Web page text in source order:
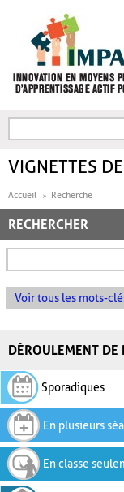
FORMULAIRE DE
VIGNETTES
Accueil Recherche
RECHERCHER
Voir tous les mots-
DÉROULEMENT DE
Sporadiques
En plusieurs
En classe